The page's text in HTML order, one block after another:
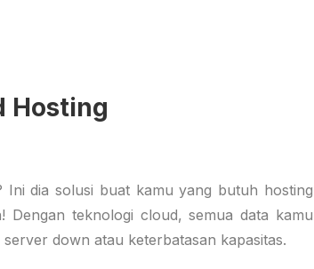
Hosting
Ini dia solusi buat kamu yang butuh hosting
Dengan teknologi cloud, semua data kamu
down atau keterbatasan kapasitas.